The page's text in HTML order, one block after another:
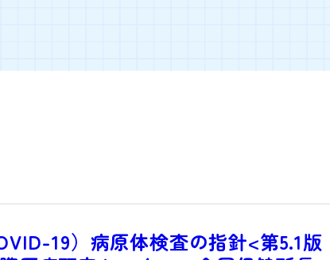
19）病原体検査の指針<第5.1版